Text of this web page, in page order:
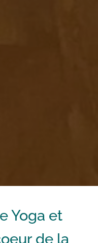
Yoga et
de la